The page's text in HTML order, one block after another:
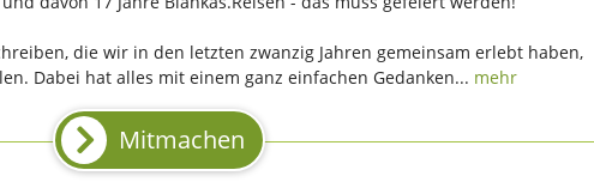
die wir in den letzten zwanzig Jahren gemeinsam erlebt haben,
Dabei hat alles mit einem ganz einfachen Gedanken... mehr
Mitmachen